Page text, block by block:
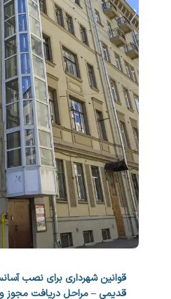
قوانین شهرداری برای نصب
قدیمی – مراحل دریافت